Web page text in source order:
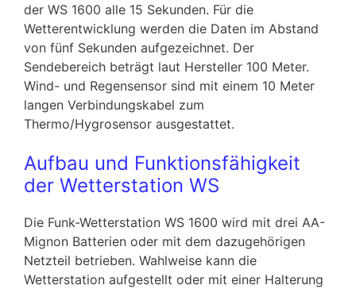
der WS 1600 alle 15 Sekunden. Für die
Wetterentwicklung werden die Daten im Abstand
von fünf Sekunden aufgezeichnet. Der
Sendebereich beträgt laut Hersteller 100 Meter.
Wind- und Regensensor sind mit einem 10 Meter
langen Verbindungskabel zum
Thermo/Hygrosensor ausgestattet.
Aufbau und Funktionsfähigkeit
der Wetterstation WS
Die Funk-Wetterstation WS 1600 wird mit drei AA-
Mignon Batterien oder mit dem dazugehörigen
Netzteil betrieben. Wahlweise kann die
Wetterstation aufgestellt oder mit einer Halterung